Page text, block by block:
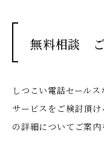
無料相談
しつこい電話セールス
サービスをご検討頂
の詳細についてご案内